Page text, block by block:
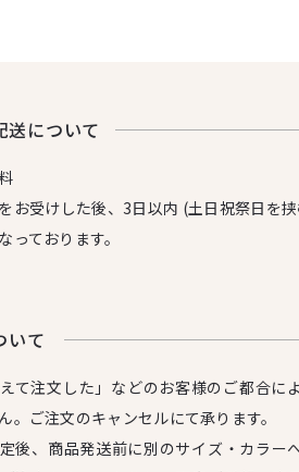
送について
お受けした後、3日以内 (土日祝祭日を
っております。
いて
て注文した」などのお客様のご都合に
。ご注文のキャンセルにて承ります。
後、商品発送前に別のサイズ・カラー